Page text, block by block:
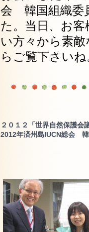
会 韓国組織委
た。当日、お
い方々から素
らご覧下さいね
２０１２「世界自然保護会
2012年済州島IUCN総会 韓